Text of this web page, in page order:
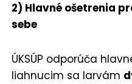
2) Hlavné ošetrenia
sebe
ÚKSÚP odporúča
liahnucim sa larvám